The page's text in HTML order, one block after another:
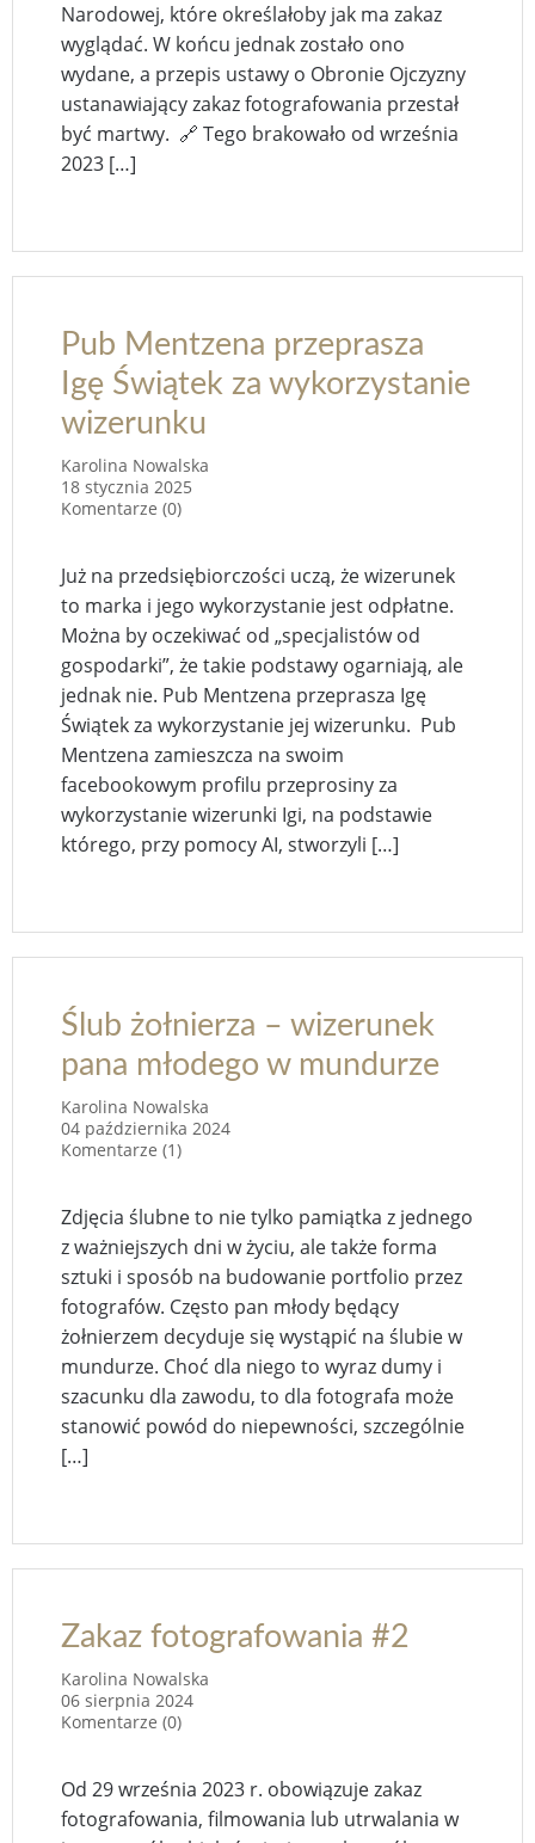
Narodowej, które określałoby jak ma zakaz
wyglądać. W końcu jednak zostało ono
wydane, a przepis ustawy o Obronie Ojczyzny
ustanawiający zakaz fotografowania przestał
być martwy. 🔗 Tego brakowało od września
2023 […]
Pub Mentzena przeprasza
Igę Świątek za wykorzystanie
wizerunku
Karolina Nowalska
18 stycznia 2025
Komentarze (0)
Już na przedsiębiorczości uczą, że wizerunek
to marka i jego wykorzystanie jest odpłatne.
Można by oczekiwać od „specjalistów od
gospodarki”, że takie podstawy ogarniają, ale
jednak nie. Pub Mentzena przeprasza Igę
Świątek za wykorzystanie jej wizerunku. Pub
Mentzena zamieszcza na swoim
facebookowym profilu przeprosiny za
wykorzystanie wizerunki Igi, na podstawie
którego, przy pomocy AI, stworzyli […]
Ślub żołnierza – wizerunek
pana młodego w mundurze
Karolina Nowalska
04 października 2024
Komentarze (1)
Zdjęcia ślubne to nie tylko pamiątka z jednego
z ważniejszych dni w życiu, ale także forma
sztuki i sposób na budowanie portfolio przez
fotografów. Często pan młody będący
żołnierzem decyduje się wystąpić na ślubie w
mundurze. Choć dla niego to wyraz dumy i
szacunku dla zawodu, to dla fotografa może
stanowić powód do niepewności, szczególnie
[…]
Zakaz fotografowania #2
Karolina Nowalska
06 sierpnia 2024
Komentarze (0)
Od 29 września 2023 r. obowiązuje zakaz
fotografowania, filmowania lub utrwalania w